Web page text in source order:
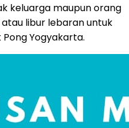
keluarga maupun orang
libur lebaran untuk
Yogyakarta.